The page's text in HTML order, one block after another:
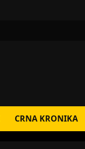
CRNA KRONIKA